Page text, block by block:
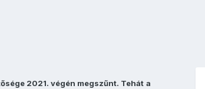
2021. végén megszűnt. Tehát a